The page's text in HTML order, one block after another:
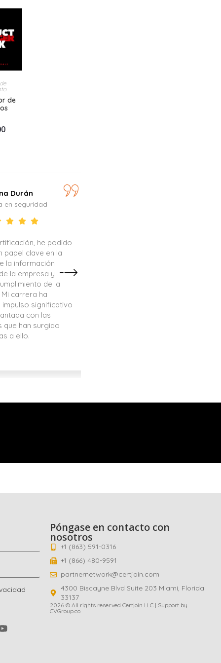
de
Durán
en seguridad
he podido
papel clave en la
la información
la empresa y
de la
carrera ha
impulso significativo
con las
que han surgido
a ello.
Póngase en contacto con
nosotros
+1 (863) 591-0316
+1 (866) 480-9591
partnernetwork@certjoin.com
4300 Biscayne Blvd Suite 203 Miami, Florida
33137
2026 © All rights reserved Certjoin LLC | Support by
CVGroup.co